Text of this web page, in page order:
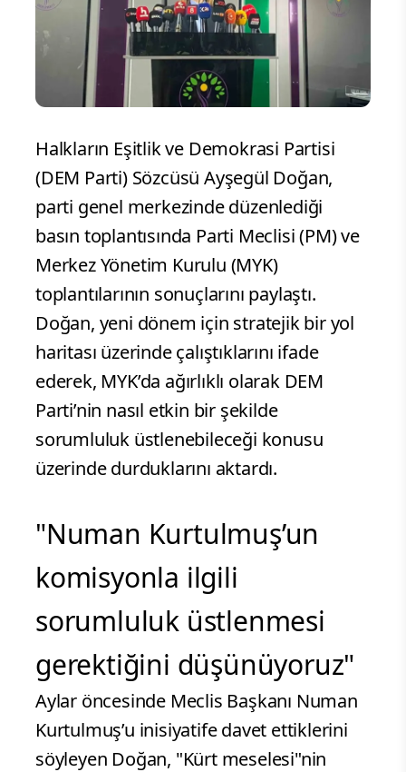
Halkların Eşitlik ve Demokrasi Partisi
(DEM Parti) Sözcüsü Ayşegül Doğan,
parti genel merkezinde düzenlediği
basın toplantısında Parti Meclisi (PM) ve
Merkez Yönetim Kurulu (MYK)
toplantılarının sonuçlarını paylaştı.
Doğan, yeni dönem için stratejik bir yol
haritası üzerinde çalıştıklarını ifade
ederek, MYK’da ağırlıklı olarak DEM
Parti’nin nasıl etkin bir şekilde
sorumluluk üstlenebileceği konusu
üzerinde durduklarını aktardı.
"Numan Kurtulmuş’un
komisyonla ilgili
sorumluluk üstlenmesi
gerektiğini düşünüyoruz"
Aylar öncesinde Meclis Başkanı Numan
Kurtulmuş’u inisiyatife davet ettiklerini
söyleyen Doğan, "Kürt meselesi"nin